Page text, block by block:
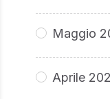
Maggio
Aprile